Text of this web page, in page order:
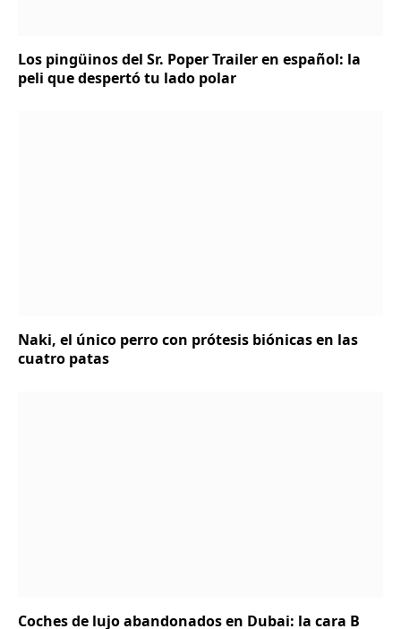
Los pingüinos del Sr. Poper Trailer en español: la
peli que despertó tu lado polar
Naki, el único perro con prótesis biónicas en las
cuatro patas
Coches de lujo abandonados en Dubai: la cara B